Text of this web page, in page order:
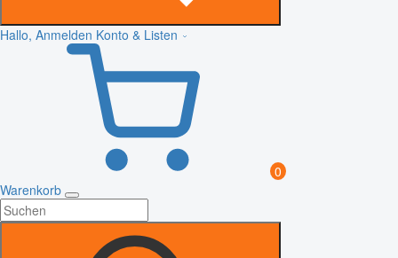
Hallo, Anmelden Konto & Listen
0
Warenkorb